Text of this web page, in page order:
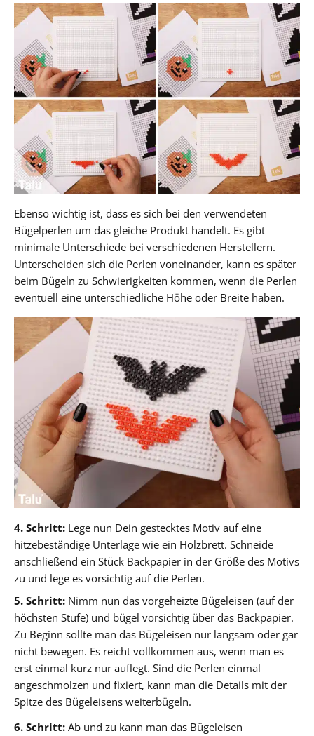
Ebenso wichtig ist, dass es sich bei den verwendeten
Bügelperlen um das gleiche Produkt handelt. Es gibt
minimale Unterschiede bei verschiedenen Herstellern.
Unterscheiden sich die Perlen voneinander, kann es später
beim Bügeln zu Schwierigkeiten kommen, wenn die Perlen
eventuell eine unterschiedliche Höhe oder Breite haben.
4. Schritt: Lege nun Dein gestecktes Motiv auf eine
hitzebeständige Unterlage wie ein Holzbrett. Schneide
anschließend ein Stück Backpapier in der Größe des Motivs
zu und lege es vorsichtig auf die Perlen.
5. Schritt: Nimm nun das vorgeheizte Bügeleisen (auf der
höchsten Stufe) und bügel vorsichtig über das Backpapier.
Zu Beginn sollte man das Bügeleisen nur langsam oder gar
nicht bewegen. Es reicht vollkommen aus, wenn man es
erst einmal kurz nur auflegt. Sind die Perlen einmal
angeschmolzen und fixiert, kann man die Details mit der
Spitze des Bügeleisens weiterbügeln.
6. Schritt: Ab und zu kann man das Bügeleisen